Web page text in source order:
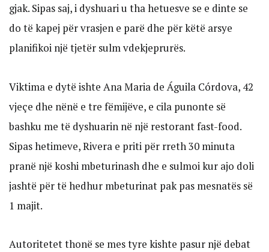
gjak. Sipas saj, i dyshuari u tha hetuesve se e dinte se
do të kapej për vrasjen e parë dhe për këtë arsye
planifikoi një tjetër sulm vdekjeprurës.
Viktima e dytë ishte Ana Maria de Águila Córdova, 42
vjeçe dhe nënë e tre fëmijëve, e cila punonte së
bashku me të dyshuarin në një restorant fast-food.
Sipas hetimeve, Rivera e priti për rreth 30 minuta
pranë një koshi mbeturinash dhe e sulmoi kur ajo doli
jashtë për të hedhur mbeturinat pak pas mesnatës së
1 majit.
Autoritetet thonë se mes tyre kishte pasur një debat